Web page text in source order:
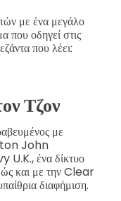
με ένα μεγάλο
οδηγεί στις
που λέει:
Τζον
με
John
U.K., ένα δίκτυο
και με την Clear
διαφήμιση.